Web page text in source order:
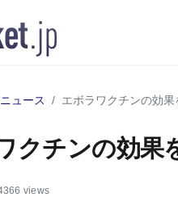
ュース エボラワクチンの効
クチンの効果
views